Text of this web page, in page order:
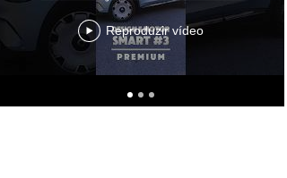
Reproduzir vídeo